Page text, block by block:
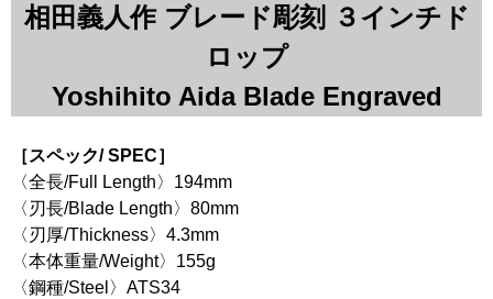
相田義人作 ブレード彫刻 ３インチド
ロップ
Yoshihito Aida Blade Engraved
［スペック/ SPEC］
〈全長/Full Length〉194mm
〈刃長/Blade Length〉80mm
〈刃厚/Thickness〉4.3mm
〈本体重量/Weight〉155g
〈鋼種/Steel〉ATS34